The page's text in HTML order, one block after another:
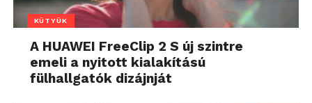
KÜTYÜK
A HUAWEI FreeClip 2 S új szintre
emeli a nyitott kialakítású
fülhallgatók dizájnját